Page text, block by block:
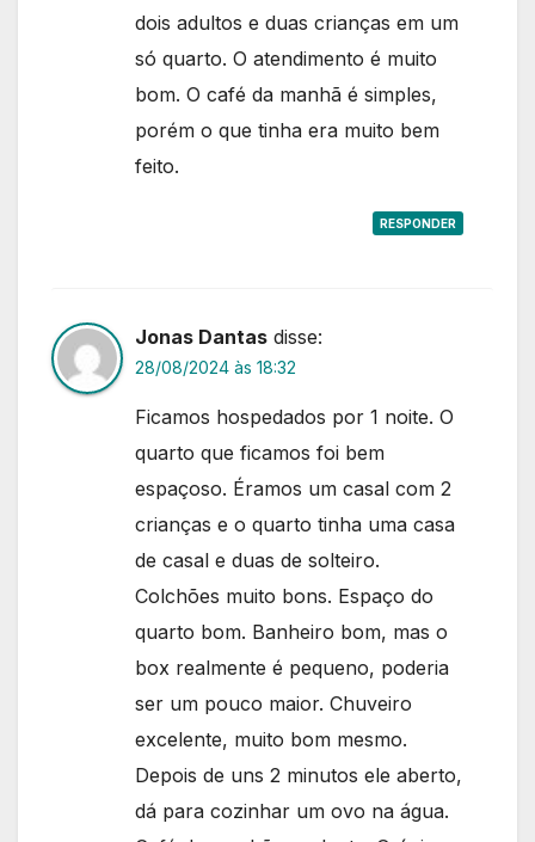
dois adultos e duas crianças em um
só quarto. O atendimento é muito
bom. O café da manhã é simples,
porém o que tinha era muito bem
feito.
RESPONDER
Jonas Dantas disse:
28/08/2024 às 18:32
Ficamos hospedados por 1 noite. O
quarto que ficamos foi bem
espaçoso. Éramos um casal com 2
crianças e o quarto tinha uma casa
de casal e duas de solteiro.
Colchões muito bons. Espaço do
quarto bom. Banheiro bom, mas o
box realmente é pequeno, poderia
ser um pouco maior. Chuveiro
excelente, muito bom mesmo.
Depois de uns 2 minutos ele aberto,
dá para cozinhar um ovo na água.